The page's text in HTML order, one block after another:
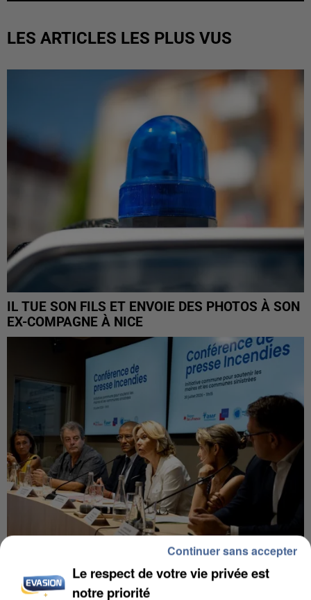
LES ARTICLES LES PLUS VUS
IL TUE SON FILS ET ENVOIE DES PHOTOS À SON
EX-COMPAGNE À NICE
INCENDIES : L’ÎLE-DE-FRANCE LANCE UN ÉLAN
DE SOLIDARITÉ AVEC LES...
Le respect de votre vie privée est
notre priorité
Continuer sans accepter